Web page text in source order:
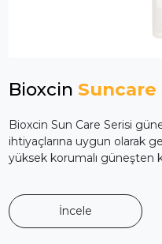
Bioxcin Suncare
Bioxcin Sun Care Serisi
ihtiyaçlarına uygun olarak
yüksek korumalı güneşten
İncele